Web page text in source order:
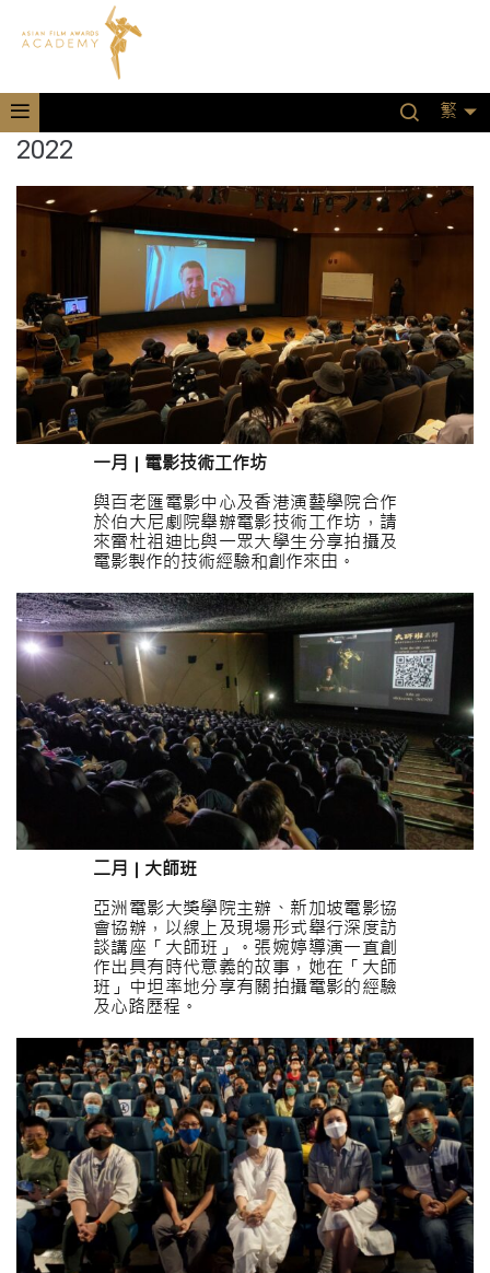
繁
2022
一月 | 電影技術工作坊
與百老匯電影中心及香港演藝學院合作
於伯大尼劇院舉辦電影技術工作坊，請
來雷杜祖迪比與一眾大學生分享拍攝及
電影製作的技術經驗和創作來由。
二月 | 大師班
亞洲電影大獎學院主辦、新加坡電影協
會協辦，以線上及現場形式舉行深度訪
談講座「大師班」。張婉婷導演一直創
作出具有時代意義的故事，她在「大師
班」中坦率地分享有關拍攝電影的經驗
及心路歷程。